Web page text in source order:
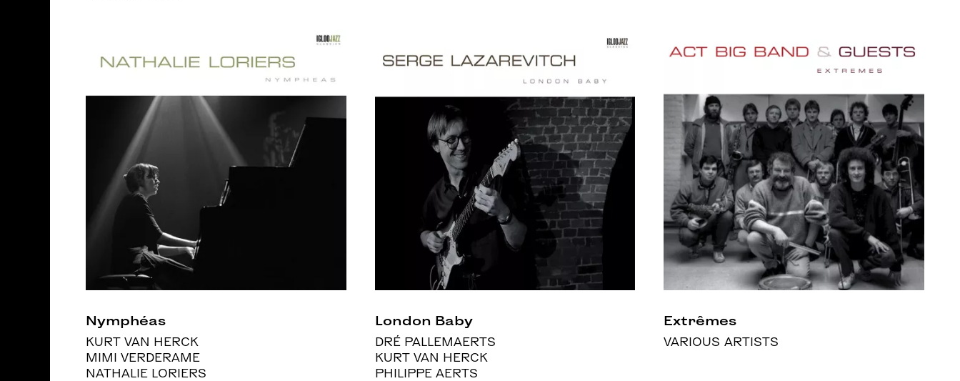
Nymphéas
KURT VAN HERCK
MIMI VERDERAME
NATHALIE LORIERS
London Baby
DRÉ PALLEMAERTS
KURT VAN HERCK
PHILIPPE AERTS
Extrêmes
VARIOUS ARTISTS